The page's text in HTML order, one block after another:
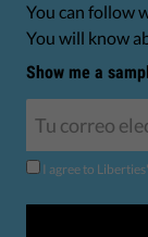
You can follow
You will know
Show me a
I agree to Liberties'